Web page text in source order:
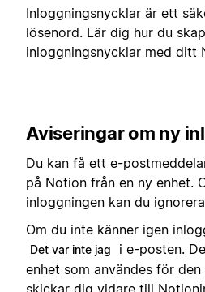
Inloggningsnycklar är ett
lösenord. Lär dig hur du
inloggningsnycklar med ditt
Aviseringar om ny
Du kan få ett e-
på Notion från en ny enhet.
inloggningen kan du
Om du inte känner igen
Det var inte jag
i e-posten.
enhet som användes för